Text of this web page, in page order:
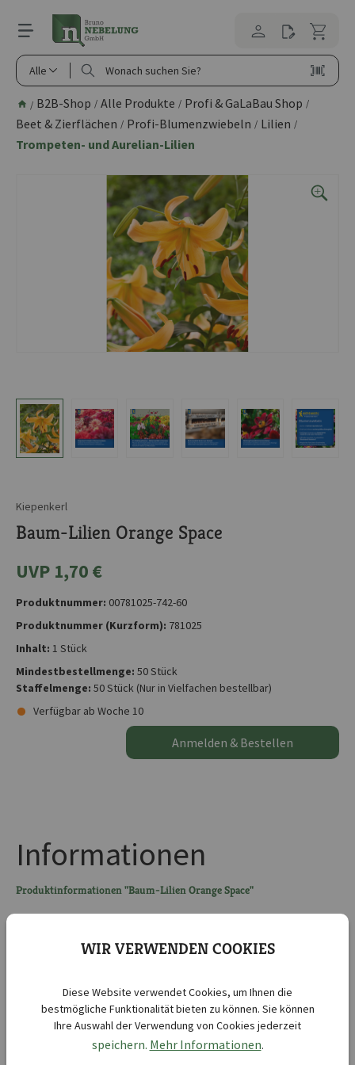
springen
Alle
/ B2B-Shop / Alle Produkte / Profi & GaLaBau Shop /
Beet & Zierflächen / Profi-Blumenzwiebeln / Lilien /
Trompeten- und Aurelian-Lilien
Kiepenkerl
Baum-Lilien Orange Space
UVP 1,70 €
Produktnummer: 00781025-742-60
Produktnummer (Kurzform): 781025
Inhalt: 1 Stück
Mindestbestellmenge: 50 Stück
Staffelmenge: 50 Stück (Nur in Vielfachen bestellbar)
Verfügbar ab Woche 10
Anmelden & Bestellen
Informationen
Produktinformationen "Baum-Lilien Orange Space"
Farbbeschreibung: orange
Kurzbezeichnung :
Lilien Orange Space
Lieferbar bis KW :
20
Botanische Bezeichnung :
Lilium hybrids
orange
WIR VERWENDEN COOKIES
Diese Website verwendet Cookies, um Ihnen die
bestmögliche Funktionalität bieten zu können. Sie können
Ihre Auswahl der Verwendung von Cookies jederzeit
speichern. Mehr Informationen.